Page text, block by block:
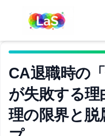
CA退職時の
が失敗する
理の限界と脱